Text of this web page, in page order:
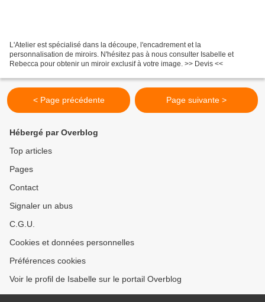
L'Atelier est spécialisé dans la découpe, l'encadrement et la
personnalisation de miroirs. N'hésitez pas à nous consulter Isabelle et
Rebecca pour obtenir un miroir exclusif à votre image. >> Devis <<
< Page précédente Page suivante >
Hébergé par Overblog
Top articles
Pages
Contact
Signaler un abus
C.G.U.
Cookies et données personnelles
Préférences cookies
Voir le profil de Isabelle sur le portail Overblog